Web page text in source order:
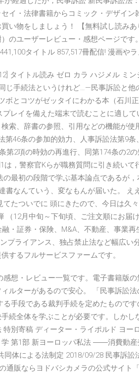
イ・法律書籍からコミック・デザイン
い物をしましょう！ 【無料試し読みあ
のユーザーレビュー・感想ページです
タイトル 857,517冊配信! 漫画やラ
タイトル読み ゼロ カラ ハジメル ミン
じ手続法というけれど…—民事訴訟と他
ボとコツがゼッタイにわかる本（石川正
レイを備えた端末で読むことに適して
索、辞書の参照、引用などの機能が使
第46条の参加的効力、人事訴訟法第9条
第2項の時効の再進行、同第174条の2の
，警察官Kらが職務質問に引き続いて
最初の段階で学ぶ基本論点であるが，
なんていう、変なもんが届いた。 ええ
たついでに 頭にきたので、今日は久
（12月中旬～下旬頃、ご注文順にお届
・証券・保険、M&A、不動産、事業再
プライアンス、独占禁止法など幅広い
するフルサービスファームです。
想・レビュー一覧です。電子書籍版の
ルターがあるので安心。 「民事訴訟法
手段である裁判手続を定めたものです
続全体を学ぶことが必要です。しかし
別寄稿 ディーター・ライポルド ヨー
学 第1部 新ヨーロッパ私法 ――消費動産
同体による法制定 2018/09/28 民事訴訟
通販ならヨドバシカメラの公式サイト